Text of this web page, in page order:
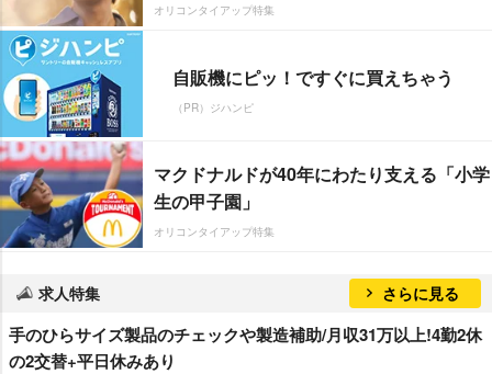
オリコンタイアップ特集
自販機にピッ！ですぐに買えちゃう
（PR）ジハンピ
マクドナルドが40年にわたり支える「小学
生の甲子園」
オリコンタイアップ特集
求人特集 さらに見る
手のひらサイズ製品のチェックや製造補助/月収31万以上!4勤2休
の2交替+平日休みあり